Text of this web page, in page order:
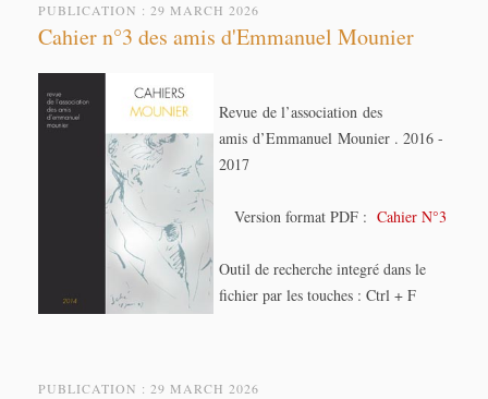
PUBLICATION : 29 MARCH 2026
Cahier n°3 des amis d'Emmanuel Mounier
Revue de l’association des
amis d’Emmanuel Mounier . 2016 -
2017
Version format PDF : Cahier N°3
Outil de recherche integré dans le
fichier par les touches : Ctrl + F
PUBLICATION : 29 MARCH 2026